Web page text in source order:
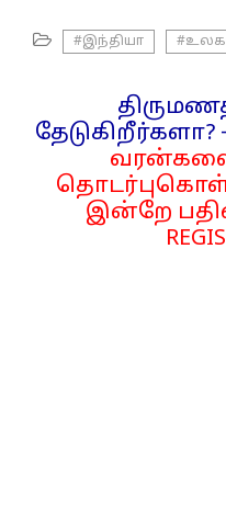
#இந்தியா
தேடுகிறீர்களா? -
இன்றே